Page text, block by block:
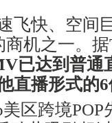
飞快、空间
机之一。
已达到普通
直播形式的
区跨境POP